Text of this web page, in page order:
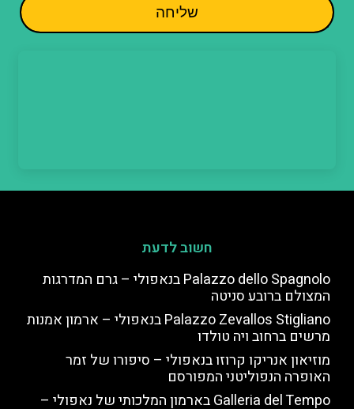
שליחה
חשוב לדעת
Palazzo dello Spagnolo בנאפולי – גרם המדרגות
המצולם ברובע סניטה
Palazzo Zevallos Stigliano בנאפולי – ארמון אמנות
מרשים ברחוב ויה טולדו
מוזיאון אנריקו קרוזו בנאפולי – סיפורו של זמר
האופרה הנפוליטני המפורסם
Galleria del Tempo בארמון המלכותי של נאפולי –